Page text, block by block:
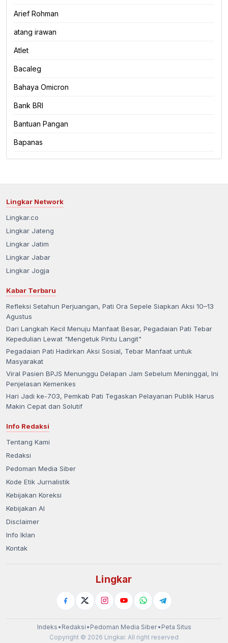
Arief Rohman
atang irawan
Atlet
Bacaleg
Bahaya Omicron
Bank BRI
Bantuan Pangan
Bapanas
Lingkar Network
Lingkar.co
Lingkar Jateng
Lingkar Jatim
Lingkar Jabar
Lingkar Jogja
Kabar Terbaru
Refleksi Setahun Perjuangan, Pati Ora Sepele Siapkan Aksi 10–13
Agustus
Dari Langkah Kecil Menuju Manfaat Besar, Pegadaian Pati Tebar
Kepedulian Lewat "Mengetuk Pintu Langit"
Pegadaian Pati Hadirkan Aksi Sosial, Tebar Manfaat untuk
Masyarakat
Viral Pasien BPJS Menunggu Delapan Jam Sebelum Meninggal, Ini
Penjelasan Kemenkes
Hari Jadi ke-703, Pemkab Pati Tegaskan Pelayanan Publik Harus
Makin Cepat dan Solutif
Info Redaksi
Tentang Kami
Redaksi
Pedoman Media Siber
Kode Etik Jurnalistik
Kebijakan Koreksi
Kebijakan AI
Disclaimer
Info Iklan
Kontak
Lingkar
Indeks • Redaksi • Pedoman Media Siber• Peta Situs
Copyright © 2026 Lingkar. All right reserved